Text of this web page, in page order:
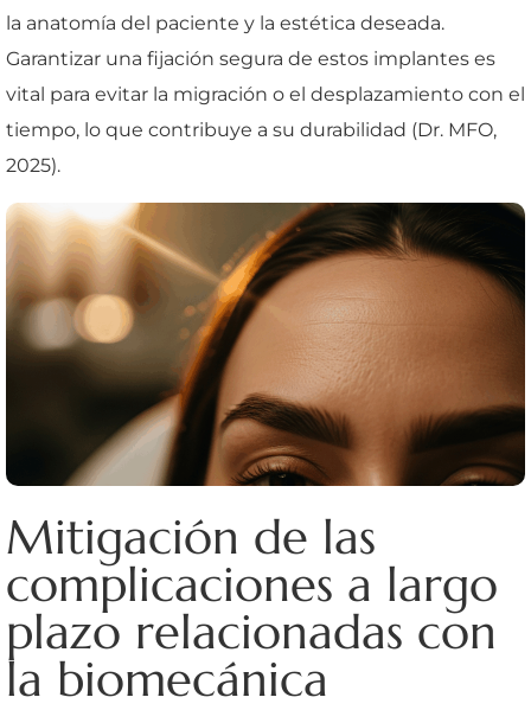
la anatomía del paciente y la estética deseada.
Garantizar una fijación segura de estos implantes es
vital para evitar la migración o el desplazamiento con el
tiempo, lo que contribuye a su durabilidad (Dr. MFO,
2025).
Mitigación de las
complicaciones a largo
plazo relacionadas con
la biomecánica